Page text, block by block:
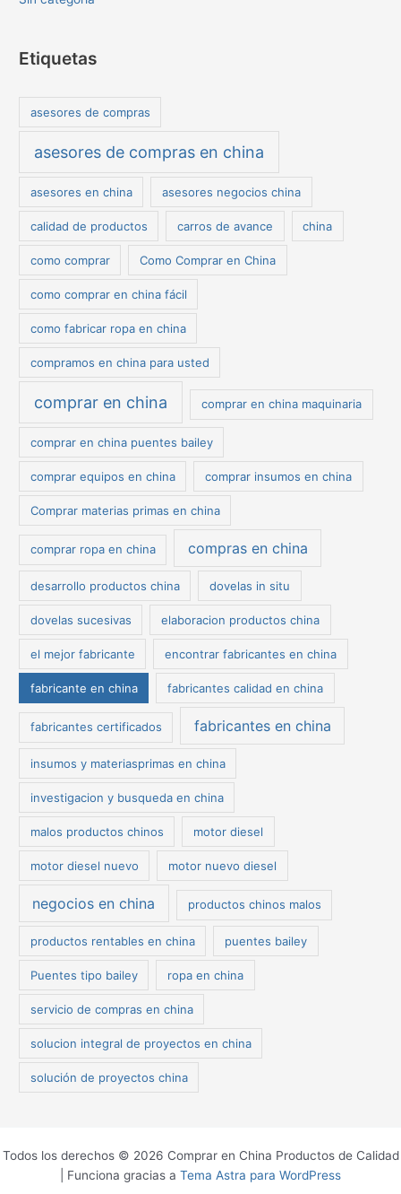
Etiquetas
asesores de compras
asesores de compras en china
asesores en china asesores negocios china
calidad de productos carros de avance china
como comprar Como Comprar en China
como comprar en china fácil
como fabricar ropa en china
compramos en china para usted
comprar en china comprar en china maquinaria
comprar en china puentes bailey
comprar equipos en china comprar insumos en china
Comprar materias primas en china
comprar ropa en china compras en china
desarrollo productos china dovelas in situ
dovelas sucesivas elaboracion productos china
el mejor fabricante encontrar fabricantes en china
fabricante en china fabricantes calidad en china
fabricantes certificados fabricantes en china
insumos y materiasprimas en china
investigacion y busqueda en china
malos productos chinos motor diesel
motor diesel nuevo motor nuevo diesel
negocios en china productos chinos malos
productos rentables en china puentes bailey
Puentes tipo bailey ropa en china
servicio de compras en china
solucion integral de proyectos en china
solución de proyectos china
Todos los derechos © 2026 Comprar en China Productos de Calidad
| Funciona gracias a Tema Astra para WordPress